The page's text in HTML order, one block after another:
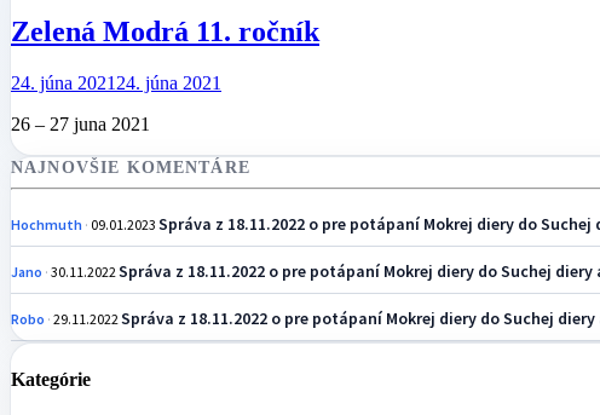
Zelená Modrá 11. ročník
24. júna 2021 24. júna 2021
26 – 27 juna 2021
NAJNOVŠIE KOMENTÁRE
Hochmuth 09.01.2023 Správa z 18.11.2022 o pre potápaní Mokrej diery do Suchej
Jano 30.11.2022 Správa z 18.11.2022 o pre potápaní Mokrej diery do Suchej diery
Robo 29.11.2022 Správa z 18.11.2022 o pre potápaní Mokrej diery do Suchej
Kategórie